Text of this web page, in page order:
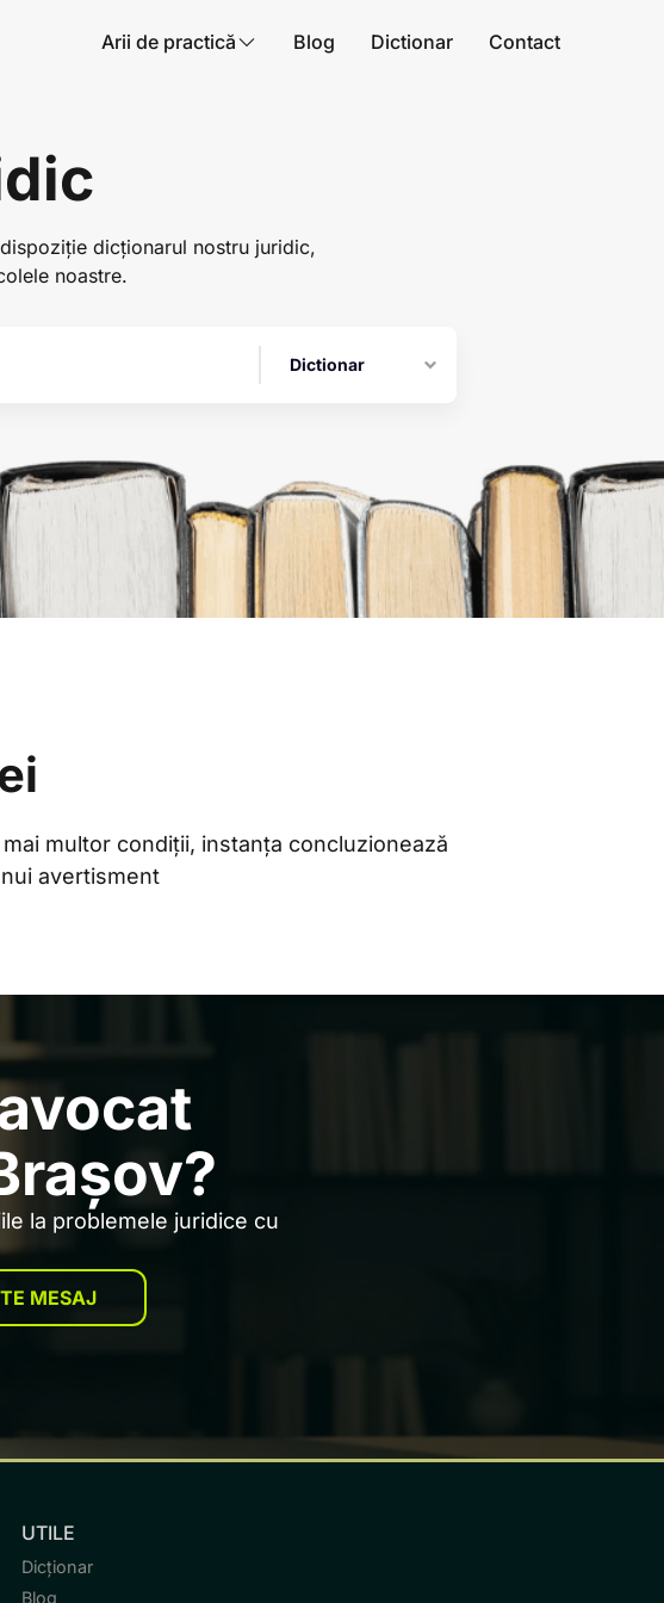
Arii de practică Blog Dictionar Contact
dicționarul nostru juridic,
noastre.
Dictionar
multor condiții, instanța concluzionează
avertisment
la problemele juridice cu
MESAJ
UTILE
Dicționar
Blog